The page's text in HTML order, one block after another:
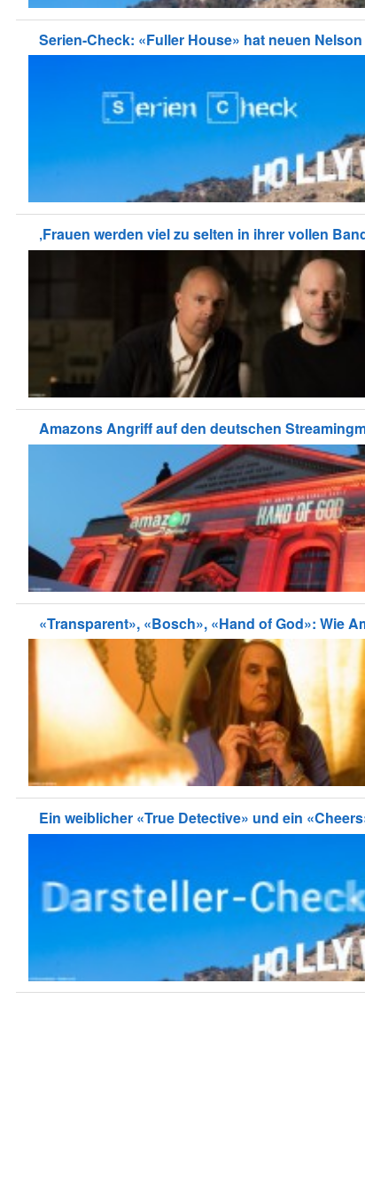
Serien-Check: «Fuller House» hat neuen Nelson
‚Frauen werden viel zu selten in ihrer vollen
Amazons Angriff auf den deutschen
«Transparent», «Bosch», «Hand of God»: Wie
Ein weiblicher «True Detective» und ein